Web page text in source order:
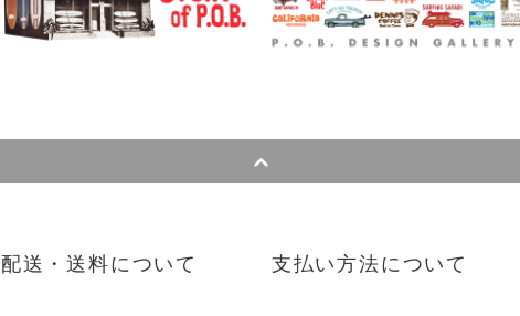
配送・送料について 支払い方法について